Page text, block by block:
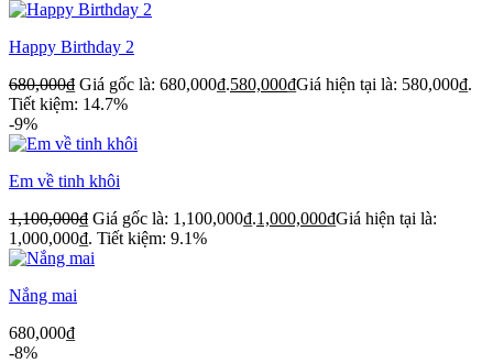
Happy Birthday 2
680,000₫ Giá gốc là: 680,000₫.580,000₫Giá hiện tại là: 580,000₫.
Tiết kiệm: 14.7%
-9%
Em về tinh khôi
1,100,000₫ Giá gốc là: 1,100,000₫.1,000,000₫Giá hiện tại là:
1,000,000₫. Tiết kiệm: 9.1%
Nắng mai
680,000₫
-8%